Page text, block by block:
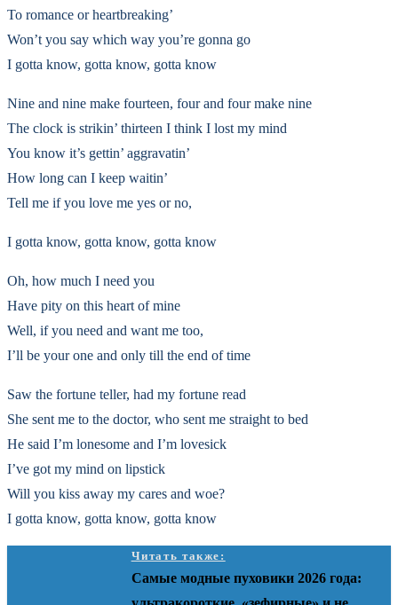
To romance or heartbreaking’
Won’t you say which way you’re gonna go
I gotta know, gotta know, gotta know
Nine and nine make fourteen, four and four make nine
The clock is strikin’ thirteen I think I lost my mind
You know it’s gettin’ aggravatin’
How long can I keep waitin’
Tell me if you love me yes or no,
I gotta know, gotta know, gotta know
Oh, how much I need you
Have pity on this heart of mine
Well, if you need and want me too,
I’ll be your one and only till the end of time
Saw the fortune teller, had my fortune read
She sent me to the doctor, who sent me straight to bed
He said I’m lonesome and I’m lovesick
I’ve got my mind on lipstick
Will you kiss away my cares and woe?
I gotta know, gotta know, gotta know
Читать также:
Самые модные пуховики 2026 года: